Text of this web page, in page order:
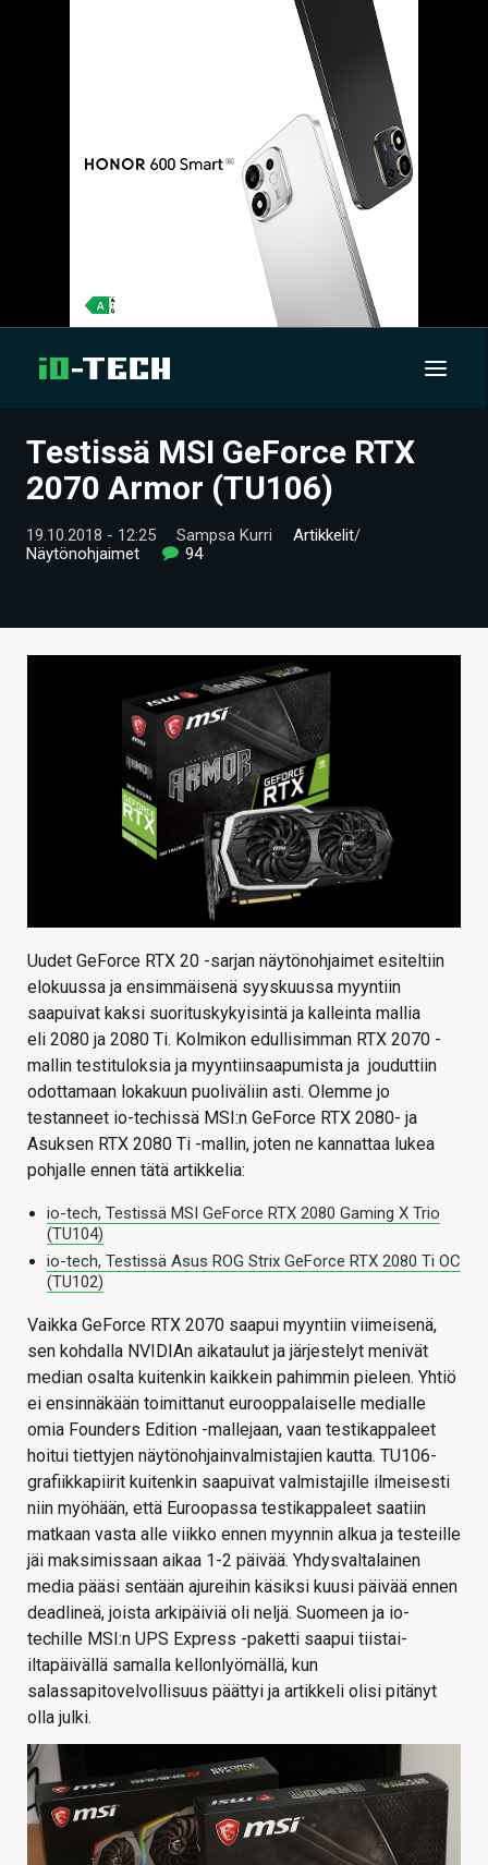
UUTISET
VIDEOT
TIETOA
Testissä MSI GeForce RTX
2070 Armor (TU106)
19.10.2018 - 12:25 Sampsa Kurri Artikkelit/
Näytönohjaimet
94
Uudet GeForce RTX 20 -sarjan näytönohjaimet esiteltiin
elokuussa ja ensimmäisenä syyskuussa myyntiin
saapuivat kaksi suorituskykyisintä ja kalleinta mallia
eli 2080 ja 2080 Ti. Kolmikon edullisimman RTX 2070 -
mallin testituloksia ja myyntiinsaapumista ja jouduttiin
odottamaan lokakuun puoliväliin asti. Olemme jo
testanneet io-techissä MSI:n GeForce RTX 2080- ja
Asuksen RTX 2080 Ti -mallin, joten ne kannattaa lukea
pohjalle ennen tätä artikkelia:
io-tech, Testissä MSI GeForce RTX 2080 Gaming X Trio
(TU104)
io-tech, Testissä Asus ROG Strix GeForce RTX 2080 Ti OC
(TU102)
Vaikka GeForce RTX 2070 saapui myyntiin viimeisenä,
sen kohdalla NVIDIAn aikataulut ja järjestelyt menivät
median osalta kuitenkin kaikkein pahimmin pieleen. Yhtiö
ei ensinnäkään toimittanut eurooppalaiselle medialle
omia Founders Edition -mallejaan, vaan testikappaleet
hoitui tiettyjen näytönohjainvalmistajien kautta. TU106-
grafiikkapiirit kuitenkin saapuivat valmistajille ilmeisesti
niin myöhään, että Euroopassa testikappaleet saatiin
matkaan vasta alle viikko ennen myynnin alkua ja testeille
jäi maksimissaan aikaa 1-2 päivää. Yhdysvaltalainen
media pääsi sentään ajureihin käsiksi kuusi päivää ennen
deadlineä, joista arkipäiviä oli neljä. Suomeen ja io-
techille MSI:n UPS Express -paketti saapui tiistai-
iltapäivällä samalla kellonlyömällä, kun
salassapitovelvollisuus päättyi ja artikkeli olisi pitänyt
olla julki.